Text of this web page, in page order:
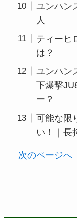
ユンハン
人
ティーヒ
は？
ユンハン
下爆撃
ー？
可能な限
い！｜長
次のページへ